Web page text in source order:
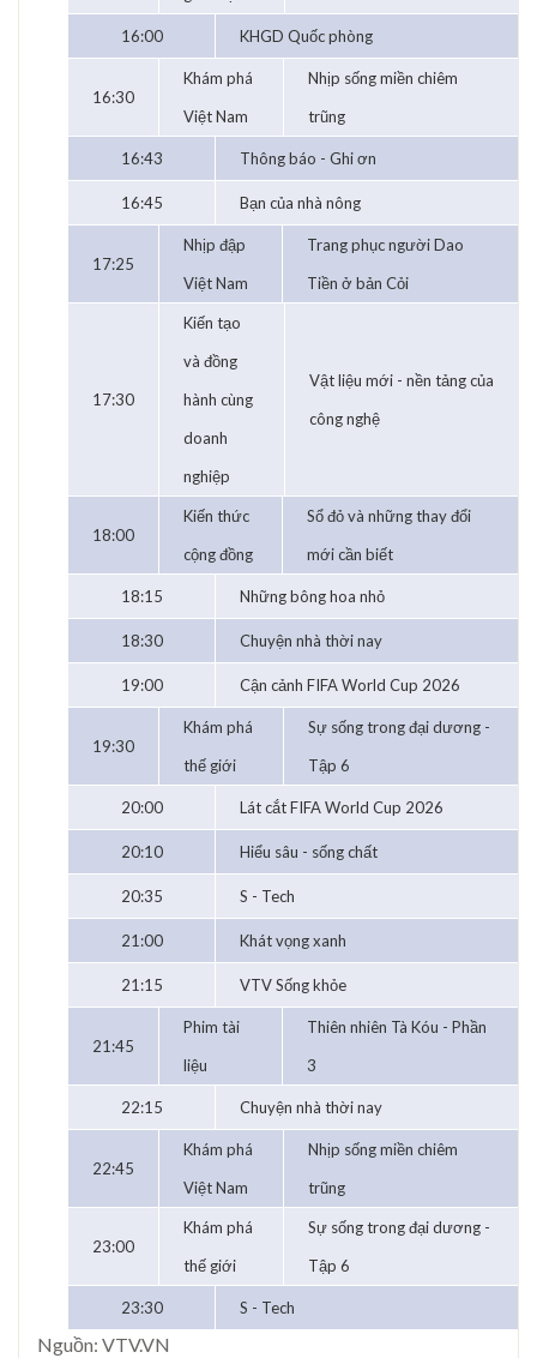
16:00 KHGD Quốc phòng
16:30
Khám phá
Việt Nam
Nhịp sống miền chiêm
trũng
16:43 Thông báo - Ghi ơn
16:45 Bạn của nhà nông
17:25
Nhịp đập
Việt Nam
Trang phục người Dao
Tiền ở bản Cỏi
17:30
Kiến tạo
và đồng
hành cùng
doanh
nghiệp
Vật liệu mới - nền tảng của
công nghệ
18:00
Kiến thức
cộng đồng
Sổ đỏ và những thay đổi
mới cần biết
18:15 Những bông hoa nhỏ
18:30 Chuyện nhà thời nay
19:00 Cận cảnh FIFA World Cup 2026
19:30
Khám phá
thế giới
Sự sống trong đại dương -
Tập 6
20:00 Lát cắt FIFA World Cup 2026
20:10 Hiểu sâu - sống chất
20:35 S - Tech
21:00 Khát vọng xanh
21:15 VTV Sống khỏe
21:45
Phim tài
liệu
Thiên nhiên Tà Kóu - Phần
3
22:15 Chuyện nhà thời nay
22:45
Khám phá
Việt Nam
Nhịp sống miền chiêm
trũng
23:00
Khám phá
thế giới
Sự sống trong đại dương -
Tập 6
23:30 S - Tech
Nguồn: VTV.VN